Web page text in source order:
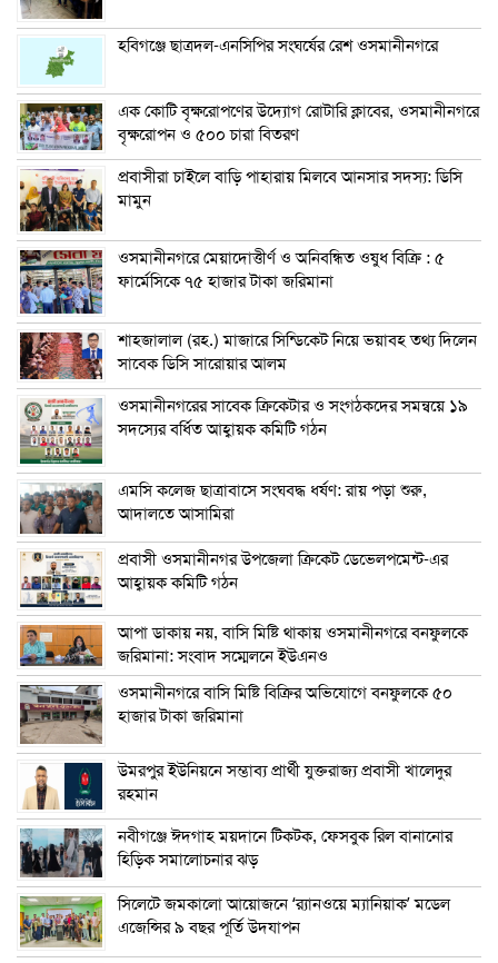
হবিগঞ্জে ছাত্রদল-এনসিপির সংঘর্ষের রেশ ওসমানীনগরে
এক কোটি বৃক্ষরোপণের উদ্যোগ রোটারি ক্লাবের, ওসমানীনগরে
বৃক্ষরোপন ও ৫০০ চারা বিতরণ
প্রবাসীরা চাইলে বাড়ি পাহারায় মিলবে আনসার সদস্য: ডিসি
মামুন
ওসমানীনগরে মেয়াদোত্তীর্ণ ও অনিবন্ধিত ওষুধ বিক্রি : ৫
ফার্মেসিকে ৭৫ হাজার টাকা জরিমানা
শাহজালাল (রহ.) মাজারে সিন্ডিকেট নিয়ে ভয়াবহ তথ্য দিলেন
সাবেক ডিসি সারোয়ার আলম
ওসমানীনগরের সাবেক ক্রিকেটার ও সংগঠকদের সমন্বয়ে ১৯
সদস্যের বর্ধিত আহ্বায়ক কমিটি গঠন
এম‌সি কলেজ ছাত্রাবাসে সংঘবদ্ধ ধর্ষণ: রায় পড়া শুরু,
আদালতে আসামিরা
প্রবাসী ওসমানীনগর উপজেলা ক্রিকেট ডেভেলপমেন্ট-এর
আহ্বায়ক কমিটি গঠন
আপা ডাকায় নয়, বাসি মিষ্টি থাকায় ওসমানীনগরে বনফুলকে
জরিমানা: সংবাদ সম্মেলনে ইউএনও
ওসমানীনগরে বাসি মিষ্টি বিক্রির অভিযোগে বনফুলকে ৫০
হাজার টাকা জরিমানা
উমরপুর ইউনিয়নে সম্ভাব্য প্রার্থী যুক্তরাজ্য প্রবাসী খালেদুর
রহমান
নবীগঞ্জে ঈদগাহ ময়দানে টিকটক, ফেসবুক রিল বানানোর
হিড়িক সমালোচনার ঝড়
সিলেটে জমকালো আয়োজনে ‘র‍্যানওয়ে ম্যানিয়াক’ মডেল
এজেন্সির ৯ বছর পূর্তি উদযাপন